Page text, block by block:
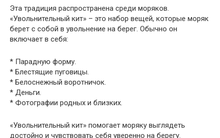
Эта традиция распространена среди моряков.
«Увольнительный кит» – это набор вещей, которые моряк
берет с собой в увольнение на берег. Обычно он
включает в себя:
* Парадную форму.
* Блестящие пуговицы.
* Белоснежный воротничок.
* Деньги.
* Фотографии родных и близких.
«Увольнительный кит» помогает моряку выглядеть
достойно и чувствовать себя уверенно на берегу.